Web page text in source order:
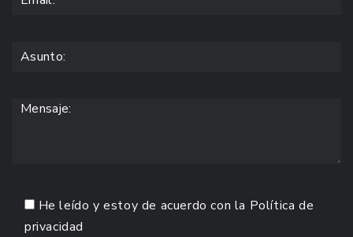
He leído y estoy de acuerdo con la Política de
privacidad